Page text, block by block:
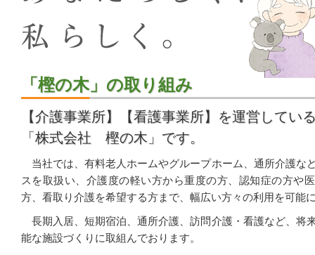
「樫の木」の取り組み
【介護事業所】【看護事業所】を運営してい
「株式会社 樫の木」です。
当社では、有料老人ホームやグループホーム、通所介護な
スを取扱い、介護度の軽い方から重度の方、認知症の方や
方、看取り介護を希望する方まで、幅広い方々の利用を可能
長期入居、短期宿泊、通所介護、訪問介護・看護など、将
能な施設づくりに取組んでおります。